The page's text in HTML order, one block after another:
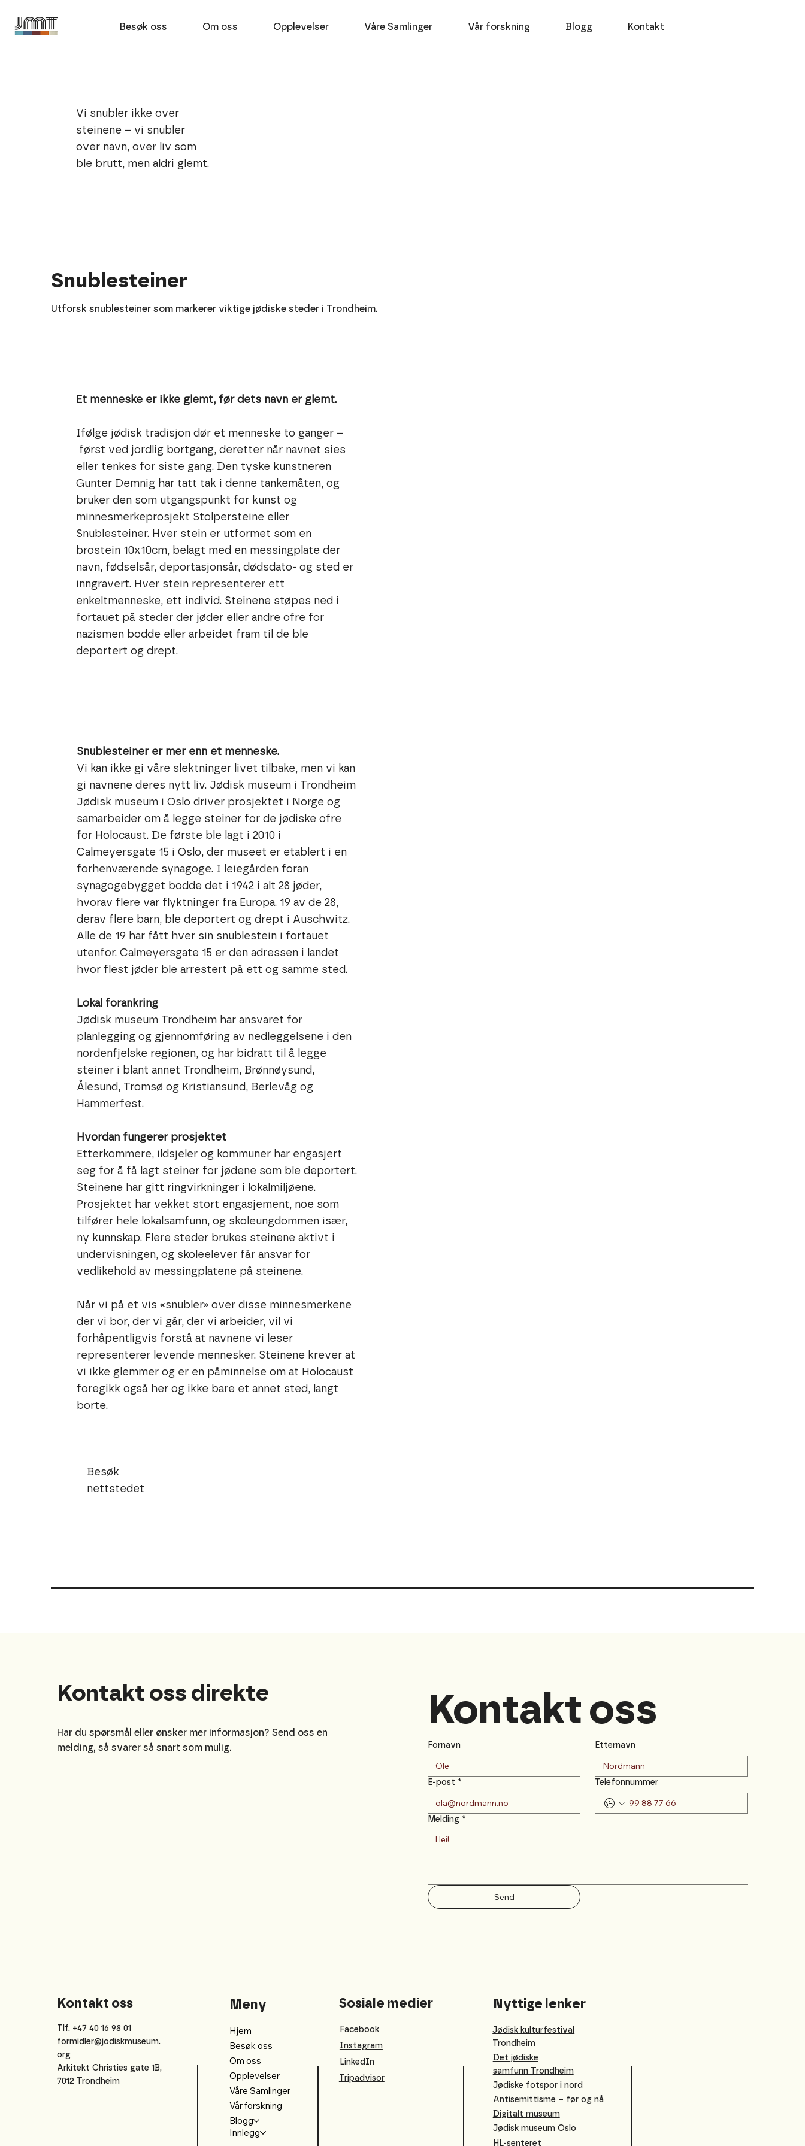
Besøk oss Om oss Opplevelser Våre Samlinger Vår forskning Blogg Kontakt
Et menneske er ikke glemt, før dets navn er glemt.
Ifølge jødisk tradisjon dør et menneske to ganger –
først ved jordlig bortgang, deretter når navnet sies
eller tenkes for siste gang. Den tyske kunstneren
Gunter Demnig har tatt tak i denne tankemåten, og
bruker den som utgangspunkt for kunst og
minnesmerkeprosjekt Stolpersteine eller
Snublesteiner. Hver stein er utformet som en
brostein 10x10cm, belagt med en messingplate der
navn, fødselsår, deportasjonsår, dødsdato- og sted er
inngravert. Hver stein representerer ett
enkeltmenneske, ett individ. Steinene støpes ned i
fortauet på steder der jøder eller andre ofre for
nazismen bodde eller arbeidet fram til de ble
deportert og drept.
Vi snubler ikke over
steinene – vi snubler
over navn, over liv som
ble brutt, men aldri glemt.
Snublesteiner
Utforsk snublesteiner som markerer viktige jødiske steder i Trondheim.
Snublesteiner er mer enn et menneske.
Vi kan ikke gi våre slektninger livet tilbake, men vi kan
gi navnene deres nytt liv. Jødisk museum i Trondheim
Jødisk museum i Oslo driver prosjektet i Norge og
samarbeider om å legge steiner for de jødiske ofre
for Holocaust. De første ble lagt i 2010 i
Calmeyersgate 15 i Oslo, der museet er etablert i en
forhenværende synagoge. I leiegården foran
synagogebygget bodde det i 1942 i alt 28 jøder,
hvorav flere var flyktninger fra Europa. 19 av de 28,
derav flere barn, ble deportert og drept i Auschwitz.
Alle de 19 har fått hver sin snublestein i fortauet
utenfor. Calmeyersgate 15 er den adressen i landet
hvor flest jøder ble arrestert på ett og samme sted.
Lokal forankring
Jødisk museum Trondheim har ansvaret for
planlegging og gjennomføring av nedleggelsene i den
nordenfjelske regionen, og har bidratt til å legge
steiner i blant annet Trondheim, Brønnøysund,
Ålesund, Tromsø og Kristiansund, Berlevåg og
Hammerfest.
Hvordan fungerer prosjektet
Etterkommere, ildsjeler og kommuner har engasjert
seg for å få lagt steiner for jødene som ble deportert.
Steinene har gitt ringvirkninger i lokalmiljøene.
Prosjektet har vekket stort engasjement, noe som
tilfører hele lokalsamfunn, og skoleungdommen især,
ny kunnskap. Flere steder brukes steinene aktivt i
undervisningen, og skoleelever får ansvar for
vedlikehold av messingplatene på steinene.
Når vi på et vis «snubler» over disse minnesmerkene
der vi bor, der vi går, der vi arbeider, vil vi
forhåpentligvis forstå at navnene vi leser
representerer levende mennesker. Steinene krever at
vi ikke glemmer og er en påminnelse om at Holocaust
foregikk også her og ikke bare et annet sted, langt
borte.
Besøk
nettstedet
Kontakt oss
Tlf. +47 40 16 98 01
formidler@jodiskmuseum.
org
Arkitekt Christies gate 1B,
7012 Trondheim
Meny
Hjem
Besøk oss
Om oss
Opplevelser
Våre Samlinger
Vår forskning
Blogg
Innlegg
Sosiale medier
Facebook
Instagram
LinkedIn
Tripadvisor
Nyttige lenker
Jødisk kulturfestival
Trondheim
Det jødiske
samfunn Trondheim
Jødiske fotspor i nord
Antisemittisme – før og nå
Digitalt museum
Jødisk museum Oslo
HL-senteret
Kontakt oss direkte
Har du spørsmål eller ønsker mer informasjon? Send oss en
melding, så svarer så snart som mulig.
Kontakt oss
Fornavn Etternavn
E-post * Telefonnummer
Melding *
Send